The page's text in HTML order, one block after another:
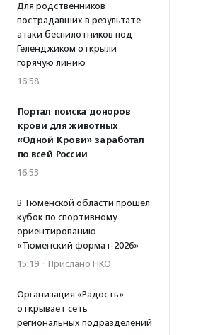
Для родственников
пострадавших в результате
атаки беспилотников под
Геленджиком открыли
горячую линию
16:58
Портал поиска доноров
крови для животных
«Одной Крови» заработал
по всей России
16:53
В Тюменской области прошел
кубок по спортивному
ориентированию
«Тюменский формат-2026»
15:19 · Прислано НКО
Организация «Радость»
открывает сеть
региональных подразделений